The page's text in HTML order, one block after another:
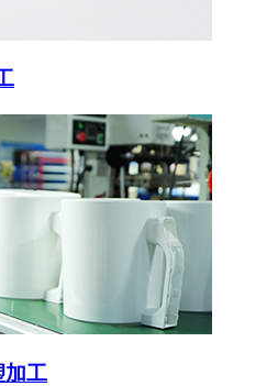
加工